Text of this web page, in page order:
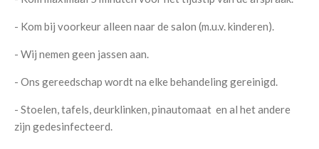
- Kom bij voorkeur alleen naar de salon (m.u.v. kinderen).
- Wij nemen geen jassen aan.
- Ons gereedschap wordt na elke behandeling gereinigd.
- Stoelen, tafels, deurklinken, pinautomaat en al het andere
zijn gedesinfecteerd.